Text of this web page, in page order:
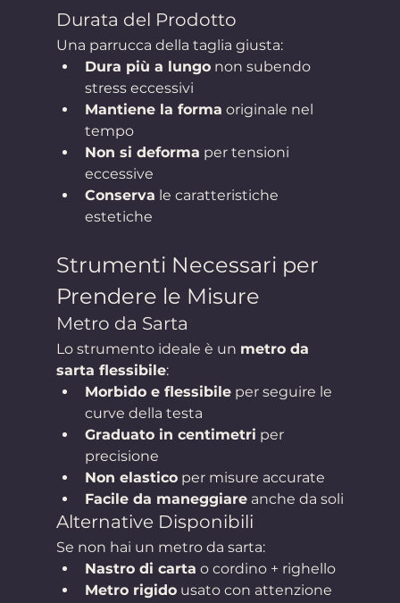
Durata del Prodotto
Una parrucca della taglia giusta:
Dura più a lungo non subendo
stress eccessivi
Mantiene la forma originale nel
tempo
Non si deforma per tensioni
eccessive
Conserva le caratteristiche
estetiche
Strumenti Necessari per
Prendere le Misure
Metro da Sarta
Lo strumento ideale è un metro da
sarta flessibile:
Morbido e flessibile per seguire le
curve della testa
Graduato in centimetri per
precisione
Non elastico per misure accurate
Facile da maneggiare anche da soli
Alternative Disponibili
Se non hai un metro da sarta:
Nastro di carta o cordino + righello
Metro rigido usato con attenzione